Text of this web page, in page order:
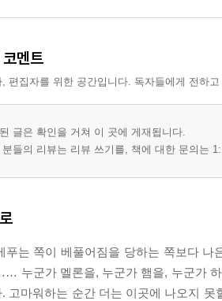
멘트
, 편집자를 위한 공간입니다. 독자들에게 전하
글은 확인을 거쳐 이 곳에 게재됩니다.
분들의 리뷰는 리뷰 쓰기를, 책에 대한 문의는
푸는 쪽이 베풀어짐을 당하는 쪽보다
누군가 멜론을, 누군가 햄을, 누군가
. 고마워하는 순간 더는 이곳에 나오지